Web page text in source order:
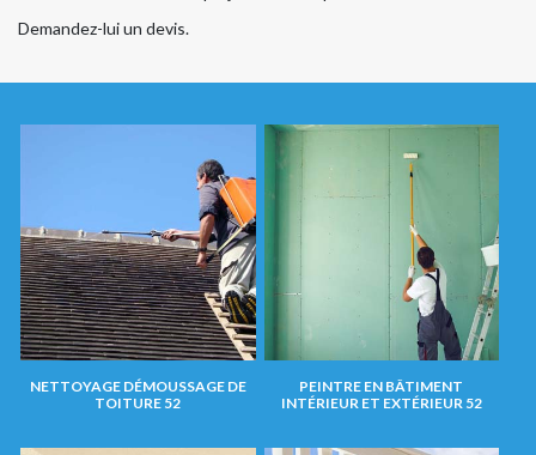
Demandez-lui un devis.
NETTOYAGE DÉMOUSSAGE DE
TOITURE 52
PEINTRE EN BÂTIMENT
INTÉRIEUR ET EXTÉRIEUR 52